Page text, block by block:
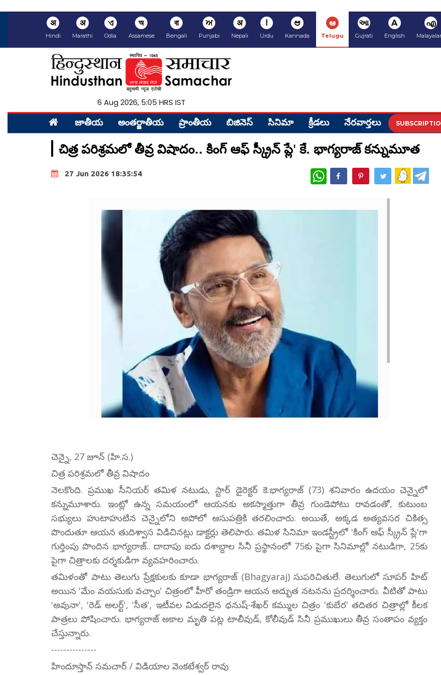
अ
Hindi
अ
Marathi
ଏ
Odia
অ
Assamese
বা
Bengali
ਅ
Punjabi
अ
Nepali
ا
Urdu
ಆ
Kannada
ఆ
Telugu
આ
Gujrati
A
English
എ
6 Aug 2026, 5:05 HRS IST
జాతీయ అంత‌ర్జాతీయ ప్రాంతీయ‌ బిజినెస్ సినిమా క్రీడ‌లు నేర‌వార్త‌లు
చిత్ర పరిశ్రమలో తీవ్ర విషాదం.. కింగ్ ఆఫ్ స్క్రీన్ ప్లే' కే. భాగ్యరాజ్ కన్నుమూత
27 Jun 2026 18:35:54 WhatsApp
చెన్నై, 27 జూన్ (హి.స.)
చిత్ర పరిశ్రమలో తీవ్ర విషాదం
నెలకొంది. ప్రముఖ సీనియర్ తమిళ నటుడు, స్టార్ డైరెక్టర్ కె.భాగ్యరాజ్ (73) శనివారం ఉదయం చెన్నైలో
కన్నుమూశారు. ఇంట్లో ఉన్న సమయంలో ఆయనకు అకస్మాత్తుగా తీవ్ర గుండెపోటు రావడంతో, కుటుంబ
సభ్యులు హుటాహుటిన చెన్నైలోని అపోలో ఆసుపత్రికి తరలించారు. అయితే, అక్కడ అత్యవసర చికిత్స
పొందుతూ ఆయన తుదిశ్వాస విడిచినట్లు డాక్టర్లు తెలిపారు. తమిళ సినిమా ఇండస్ట్రీలో 'కింగ్ ఆఫ్ స్క్రీన్ ప్లే'గా
గుర్తింపు పొందిన భాగ్యరాజ్.. దాదాపు ఐదు దశాబ్దాల సినీ ప్రస్థానంలో 75కు పైగా సినిమాల్లో నటుడిగా, 25కు
పైగా చిత్రాలకు దర్శకుడిగా వ్యవహరించారు.
తమిళంతో పాటు తెలుగు ప్రేక్షకులకు కూడా భాగ్యరాజ్ (Bhagyaraj) సుపరిచితులే. తెలుగులో సూపర్ హిట్
అయిన 'మేం వయసుకు వచ్చాం' చిత్రంలో హీరో తండ్రిగా ఆయన అద్భుత నటనను ప్రదర్శించారు. వీటితో పాటు
'అవునా', 'రెడ్ అలర్ట్', 'సీత', ఇటీవల విడుదలైన ధనుష్-శేఖర్ కమ్ముల చిత్రం 'కుబేర' తదితర చిత్రాల్లో కీలక
పాత్రలు పోషించారు. భాగ్యరాజ్ అకాల మృతి పట్ల టాలీవుడ్, కోలీవుడ్ సినీ ప్రముఖులు తీవ్ర సంతాపం వ్యక్తం
చేస్తున్నారు.
---------------
హిందూస్తాన్ సమచార్ / విడియాల వెంకటేశ్వర్ రావు